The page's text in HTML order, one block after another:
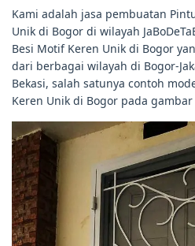
Kami adalah jasa pembuatan
Unik di Bogor di wilayah
Besi Motif Keren Unik di Bogor
dari berbagai wilayah di Bogor-
Bekasi, salah satunya contoh
Keren Unik di Bogor pada